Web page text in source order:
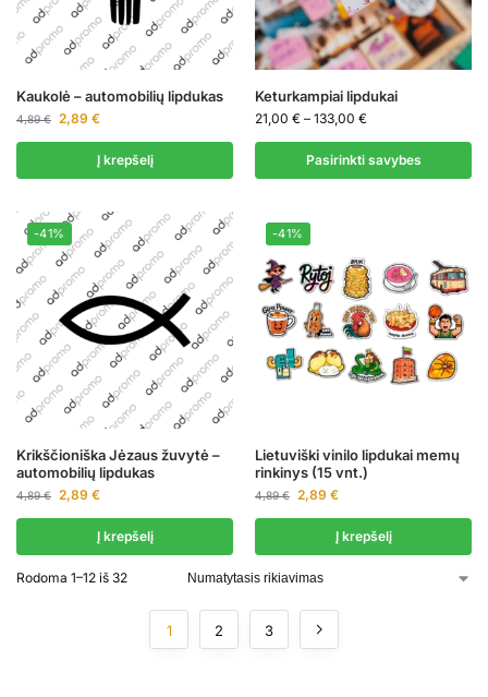
Kaukolė – automobilių lipdukas
4,89€ 2,89 €
Į krepšelį
Keturkampiai lipdukai
21,00 € – 133,00 €
Pasirinkti savybes
-41%
Krikščioniška Jėzaus žuvytė –
automobilių lipdukas
4,89€ 2,89 €
Į krepšelį
-41%
Lietuviški vinilo lipdukai memų
rinkinys (15 vnt.)
4,89€ 2,89 €
Į krepšelį
Rodoma 1–12 iš 32
1 2 3